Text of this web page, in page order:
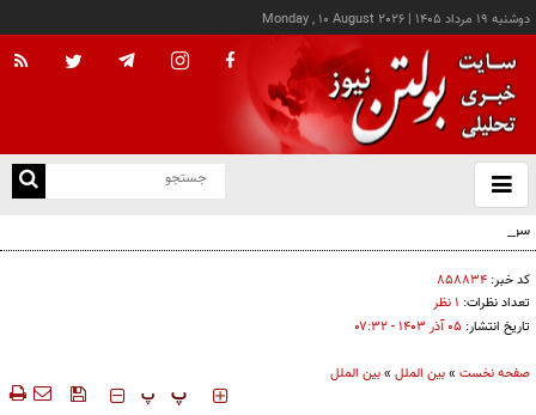
دوشنبه ۱۹ مرداد ۱۴۰۵ |
Monday , 10 August 2026
باز
و
سوداگری جنگ و تقسیم غنائم خیالی...
کد خبر: ۸۵۸۸۳۴
تعداد نظرات: ۱ نظر
تاریخ انتشار: ۰۵ آذر ۱۴۰۳ - ۰۷:۳۲
صفحه نخست »بین الملل »بین الملل
‍‍‍ پ پ